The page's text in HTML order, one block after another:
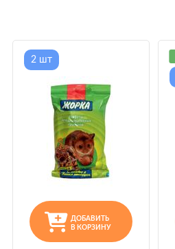
ДОБАВИТЬ
В КОРЗИНУ
2 шт